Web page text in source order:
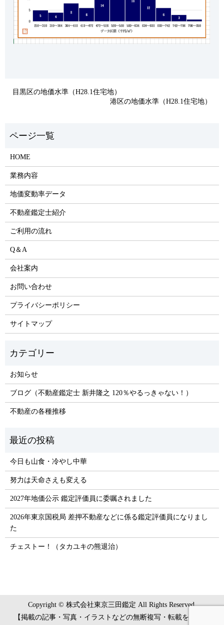
目黒区の地価水準（H28.1住宅地）
港区の地価水準（H28.1住宅地）
HOME
業務内容
地価変動率データ
不動産鑑定士紹介
ご利用の流れ
Q＆A
会社案内
お問い合わせ
プライバシーポリシー
サイトマップ
お知らせ
ブログ（不動産鑑定士 新井隆之 120％やるっきゃない！）
不動産の各種推移
今日も山食・冷やし中華
努力は天命さえも変える
2027年地価公示 鑑定評価員に委嘱されました
2026年東京国税局 差押不動産などに係る鑑定評価員になりまし
た
チェストー！（タカユキの熊退治）
Copyright © 株式会社東京三田鑑定 All Rights Reserved.
【掲載の記事・写真・イラストなどの無断複写・転載を禁じま